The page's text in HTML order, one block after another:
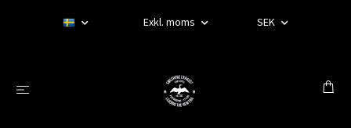
Exkl. moms SEK